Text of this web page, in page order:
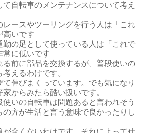
自転車のメンテナンスについて考え
レースやツーリングを行う人は「これ
高いです
勤の足として使っている人は「これで
常に低いです
る前に部品を交換するが、普段使いの
えるわけです。
て伸びまくっています。でも気になり
からみたら酷い扱いです。
使いの自転車は問題あると言われそう
の方が生活と言う意味で良かったりし
が全くないわけです。それによって仕